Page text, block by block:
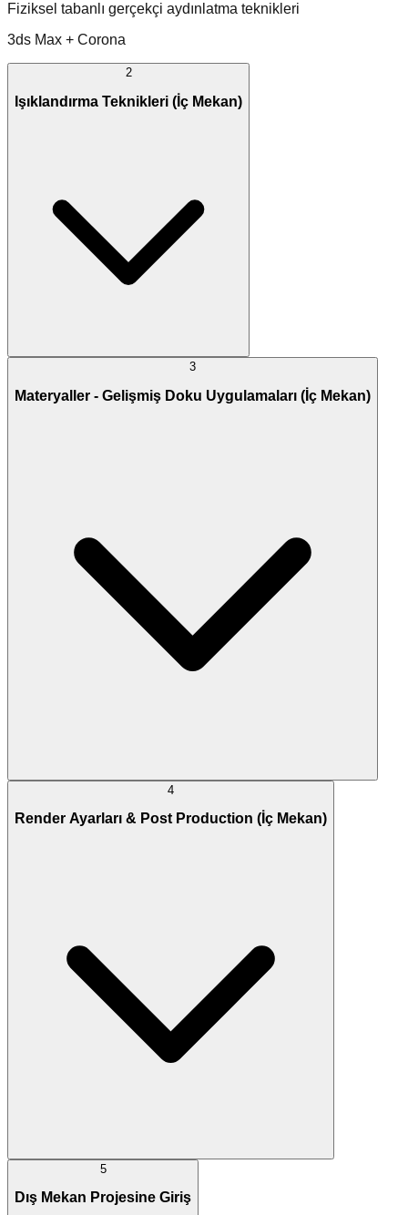
Fiziksel tabanlı gerçekçi aydınlatma teknikleri
3ds Max + Corona
2
Işıklandırma Teknikleri (İç Mekan)
3
Materyaller - Gelişmiş Doku Uygulamaları (İç Mekan)
4
Render Ayarları & Post Production (İç Mekan)
5
Dış Mekan Projesine Giriş